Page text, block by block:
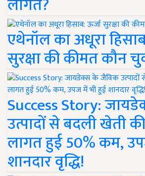
एथेनॉल का अधूरा
सुरक्षा की कीमत कौन
Success Story:
उत्पादों से बदली खेती
लागत हुई 50% कम,
शानदार वृद्धि!